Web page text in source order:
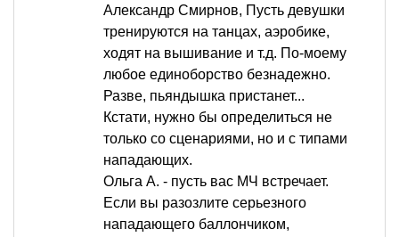
Александр Смирнов, Пусть девушки
тренируются на танцах, аэробике,
ходят на вышивание и т.д. По-моему
любое единоборство безнадежно.
Разве, пьяндышка пристанет...
Кстати, нужно бы определиться не
только со сценариями, но и с типами
нападающих.
Ольга А. - пусть вас МЧ встречает.
Если вы разозлите серьезного
нападающего баллончиком,